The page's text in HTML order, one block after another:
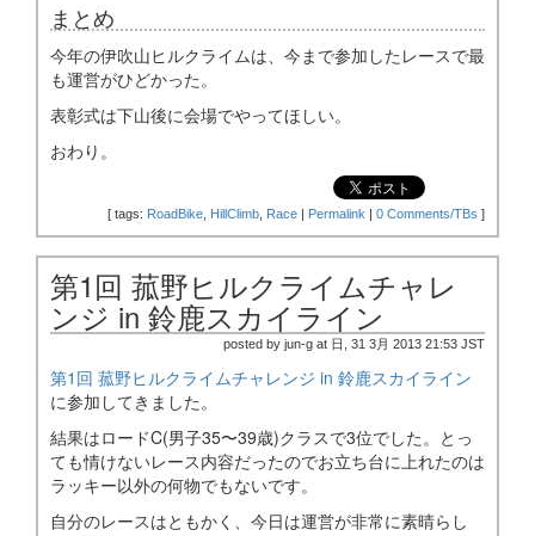
まとめ
今年の伊吹山ヒルクライムは、今まで参加したレースで最
も運営がひどかった。
表彰式は下山後に会場でやってほしい。
おわり。
[ tags: RoadBike HillClimb Race Permalink 0 Comments/TBs ]
第1回 菰野ヒルクライムチャレ
ンジ in 鈴鹿スカイライン
posted by jun-g at 日, 31 3月 2013 21:53 JST
第1回 菰野ヒルクライムチャレンジ in 鈴鹿スカイライン
に参加してきました。
結果はロードC(男子35〜39歳)クラスで3位でした。とっ
ても情けないレース内容だったのでお立ち台に上れたのは
ラッキー以外の何物でもないです。
自分のレースはともかく、今日は運営が非常に素晴らし